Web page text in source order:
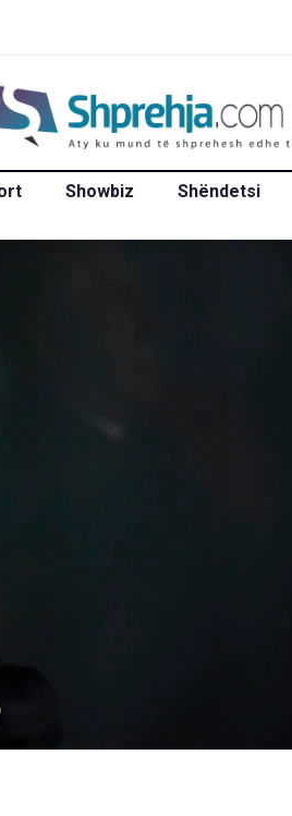
Showbiz
Shëndetsi